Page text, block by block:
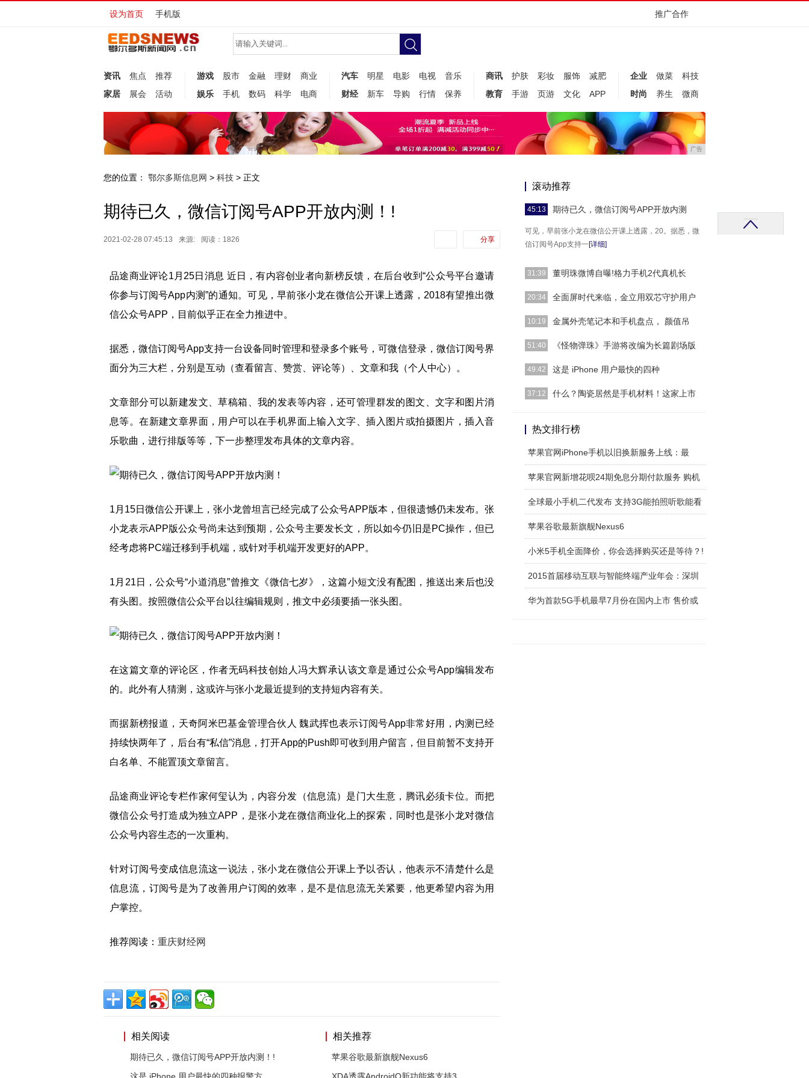
设为首页 手机版 推广合作
资讯 焦点
推荐
家居
展会 活动
游戏 股市 金融 理财
商业
娱乐
手机 数码 科学 电商
汽车 明星 电影 电视
音乐
财经
新车 导购 行情 保养
商讯 护肤 彩妆 服饰
减肥
教育
手游 页游 文化 APP
企业 做菜
科技
时尚
养生 微商
广告
您的位置： 鄂尔多斯信息网 > 科技 > 正文
期待已久，微信订阅号APP开放内测！!
2021-02-28 07:45:13 来源: 阅读：1826 分享
品途商业评论1月25日消息 近日，有内容创业者向新榜反馈，在后台收到“公众号平台邀请
你参与订阅号App内测”的通知。可见，早前张小龙在微信公开课上透露，2018有望推出微
信公众号APP，目前似乎正在全力推进中。
据悉，微信订阅号App支持一台设备同时管理和登录多个账号，可微信登录，微信订阅号界
面分为三大栏，分别是互动（查看留言、赞赏、评论等）、文章和我（个人中心）。
文章部分可以新建发文、草稿箱、我的发表等内容，还可管理群发的图文、文字和图片消
息等。在新建文章界面，用户可以在手机界面上输入文字、插入图片或拍摄图片，插入音
乐歌曲，进行排版等等，下一步整理发布具体的文章内容。
1月15日微信公开课上，张小龙曾坦言已经完成了公众号APP版本，但很遗憾仍未发布。张
小龙表示APP版公众号尚未达到预期，公众号主要发长文，所以如今仍旧是PC操作，但已
经考虑将PC端迁移到手机端，或针对手机端开发更好的APP。
1月21日，公众号“小道消息”曾推文《微信七岁》，这篇小短文没有配图，推送出来后也没
有头图。按照微信公众平台以往编辑规则，推文中必须要插一张头图。
在这篇文章的评论区，作者无码科技创始人冯大辉承认该文章是通过公众号App编辑发布
的。此外有人猜测，这或许与张小龙最近提到的支持短内容有关。
而据新榜报道，天奇阿米巴基金管理合伙人 魏武挥也表示订阅号App非常好用，内测已经
持续快两年了，后台有“私信”消息，打开App的Push即可收到用户留言，但目前暂不支持开
白名单、不能置顶文章留言。
品途商业评论专栏作家何玺认为，内容分发（信息流）是门大生意，腾讯必须卡位。而把
微信公众号打造成为独立APP，是张小龙在微信商业化上的探索，同时也是张小龙对微信
公众号内容生态的一次重构。
针对订阅号变成信息流这一说法，张小龙在微信公开课上予以否认，他表示不清楚什么是
信息流，订阅号是为了改善用户订阅的效率，是不是信息流无关紧要，他更希望内容为用
户掌控。
推荐阅读： 重庆财经网
相关阅读
期待已久，微信订阅号APP开放内测！!
相关推荐
苹果谷歌最新旗舰Nexus6
滚动推荐
45:13 期待已久，微信订阅号APP开放内测
可见，早前张小龙在微信公开课上透露，20。据悉，微
信订阅号App支持一[详细]
31:39 董明珠微博自曝!格力手机2代真机长
【PConline 资讯】格力董事长董明珠宣布格力做手机的
20:34 全面屏时代来临，金立用双芯守护用户
早在今年3月10日，金立集团董事长刘立荣在“金钻俱乐
10:19 金属外壳笔记本和手机盘点， 颜值吊
最理想的笔记本、手机外壳材质是什么？每个人可能都有
51:40 《怪物弹珠》手游将改编为长篇剧场版
《怪物弹珠》是日本mixi株式会社的XFLAG工作室制作
49:42 这是 iPhone 用户最快的四种
1.直接对 Siri 说「报警」，Siri 会问你拨打 110、119[详
37:12 什么？陶瓷居然是手机材料！这家上市
手机材料的发展方向。
热文排行榜
苹果官网iPhone手机以旧换新服务上线：最
苹果官网新增花呗24期免息分期付款服务 购机
全球最小手机二代发布 支持3G能拍照听歌能看
苹果谷歌最新旗舰Nexus6
小米5手机全面降价，你会选择购买还是等待？!
2015首届移动互联与智能终端产业年会：深圳
华为首款5G手机最早7月份在国内上市 售价或